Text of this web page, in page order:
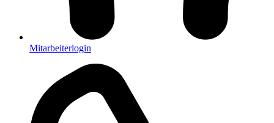
Mitarbeiterlogin